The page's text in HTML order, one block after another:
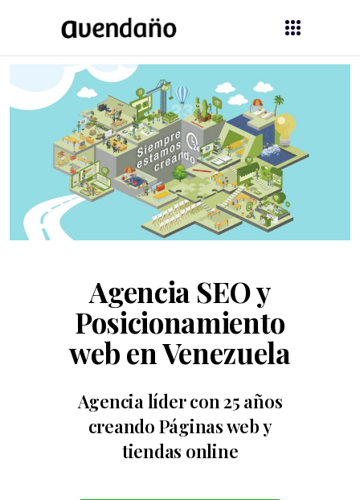
Agencia SEO y
Posicionamiento
web en Venezuela
Agencia líder con 25 años
creando Páginas web y
tiendas online